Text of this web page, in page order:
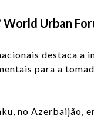
World Urban
destaca a
para a
no Azerbaijão,